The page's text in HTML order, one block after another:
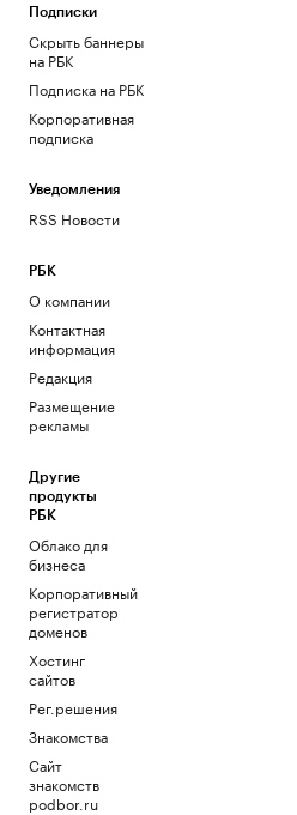
Подписки
Скрыть баннеры
на РБК
Подписка на РБК
Корпоративная
подписка
Уведомления
RSS Новости
РБК
О компании
Контактная
информация
Редакция
Размещение
рекламы
Другие
продукты
РБК
Облако для
бизнеса
Корпоративный
регистратор
доменов
Хостинг
сайтов
Рег.решения
Знакомства
Сайт
знакомств
podbor.ru